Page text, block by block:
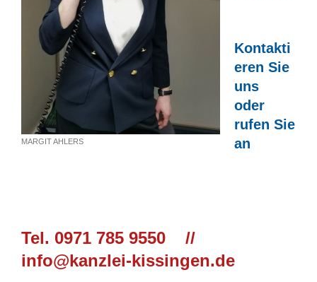
MARGIT AHLERS
Kontakti
eren Sie
uns
oder
rufen Sie
an
Tel. 0971 785 9550 //
info@kanzlei-kissingen.de